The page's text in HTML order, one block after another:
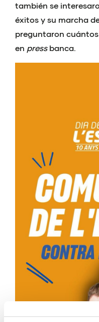
también se
éxitos y su marcha
preguntaron
en pressbanca.